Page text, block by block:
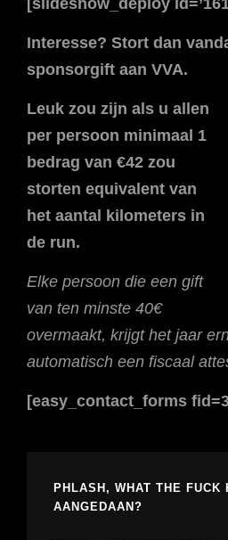
[slideshow_deploy
Interesse? Stort dan
sponsorgift aan VVA.
Leuk zou zijn als u allen
per persoon minimaal 1
bedrag van €42 zou
storten equivalent van
het aantal kilometers in
de run.
Elke persoon die een gift
van ten minste 40€
overmaakt, krijgt het jaar
automatisch een fiscaal
[easy_contact_forms
PHLASH, WHAT THE FUCK
AANGEDAAN?